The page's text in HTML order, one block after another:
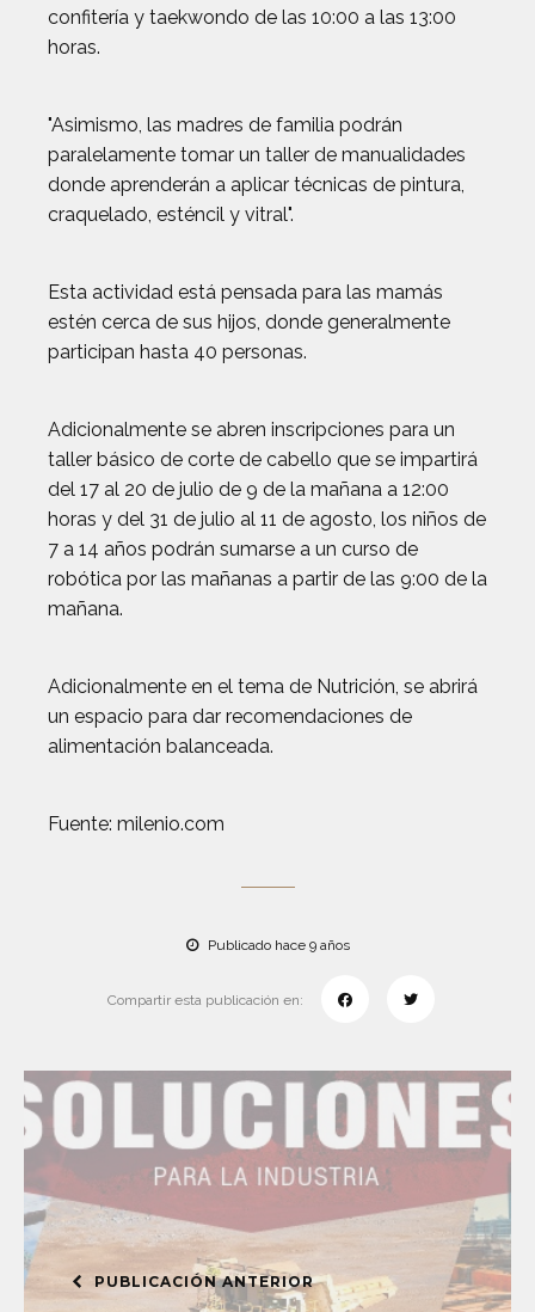
confitería y taekwondo de las 10:00 a las 13:00
horas.
"Asimismo, las madres de familia podrán
paralelamente tomar un taller de manualidades
donde aprenderán a aplicar técnicas de pintura,
craquelado, esténcil y vitral".
Esta actividad está pensada para las mamás
estén cerca de sus hijos, donde generalmente
participan hasta 40 personas.
Adicionalmente se abren inscripciones para un
taller básico de corte de cabello que se impartirá
del 17 al 20 de julio de 9 de la mañana a 12:00
horas y del 31 de julio al 11 de agosto, los niños de
7 a 14 años podrán sumarse a un curso de
robótica por las mañanas a partir de las 9:00 de la
mañana.
Adicionalmente en el tema de Nutrición, se abrirá
un espacio para dar recomendaciones de
alimentación balanceada.
Fuente: milenio.com
Publicado hace 9 años
Compartir esta publicación en:
PUBLICACIÓN ANTERIOR